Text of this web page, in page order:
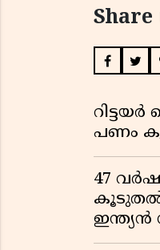
പണം
47
കൂടുതൽ
ഇന്ത്യൻ